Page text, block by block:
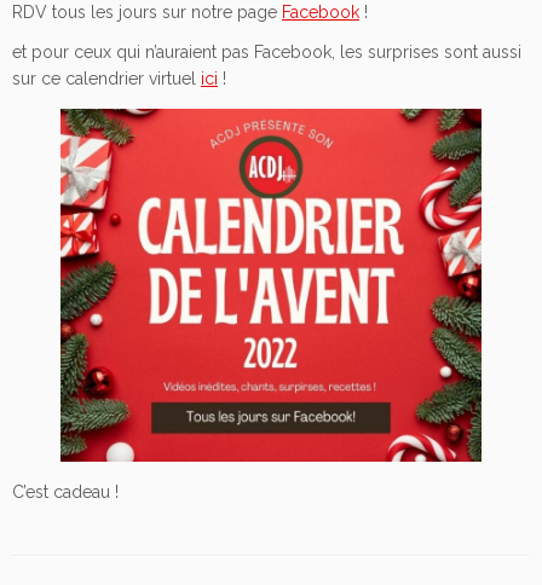
RDV tous les jours sur notre page Facebook !
et pour ceux qui n’auraient pas Facebook, les surprises sont aussi
sur ce calendrier virtuel ici !
C’est cadeau !